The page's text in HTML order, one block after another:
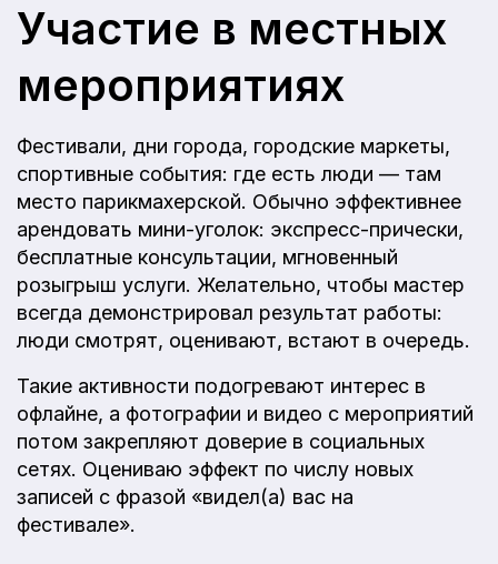
Участие в местных
мероприятиях
Фестивали, дни города, городские маркеты,
спортивные события: где есть люди — там
место парикмахерской. Обычно эффективнее
арендовать мини-уголок: экспресс-прически,
бесплатные консультации, мгновенный
розыгрыш услуги. Желательно, чтобы мастер
всегда демонстрировал результат работы:
люди смотрят, оценивают, встают в очередь.
Такие активности подогревают интерес в
офлайне, а фотографии и видео с мероприятий
потом закрепляют доверие в социальных
сетях. Оцениваю эффект по числу новых
записей с фразой «видел(а) вас на
фестивале».